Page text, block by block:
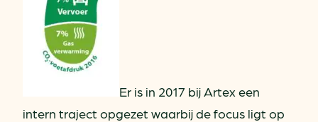
Er is in 2017 bij Artex een
intern traject opgezet waarbij de focus ligt op